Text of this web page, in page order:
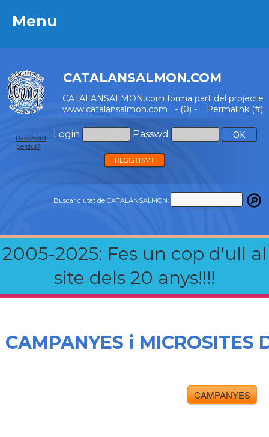
Menu
CATALANSALMON.COM
CATALANSALMON.com forma part del projecte
www.catalansalmon.com - (0) - Permalink (#)
Login Passwd
Password
perdut?
REGISTRA'T
Buscar ciutat de CATALANSALMON:
2005-2025: Fes un cop d'ull al
site dels 20 anys!!!!
Menu
CAMPANYES i MICROSITES
CAMPANYES